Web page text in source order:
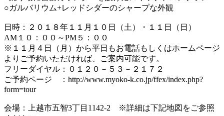
○ガルバリウム+レッドシダーのシャープな外観
日時：２０１８年１１月１０日（土）・１１日（日）
AM１０：００～PM５：００
※１１月４日（月）から平日もお電話もしくはホームページ
よりご予約いただければ、ご案内可能です。
フリーダイヤル：０１２０－５３－２１７２
ご予約ページ ：http://www.myoko-k.co.jp/ffex/index.php?
form=tour
会場：上越市五智3丁目1142-2 ※詳細は下記地図をご参照